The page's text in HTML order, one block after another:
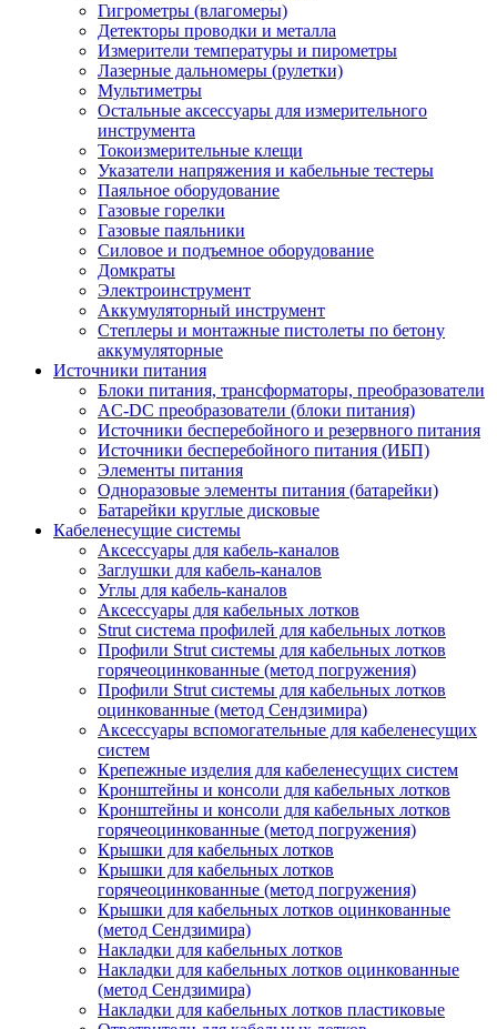
Гигрометры (влагомеры)
Детекторы проводки и металла
Измерители температуры и пирометры
Лазерные дальномеры (рулетки)
Мультиметры
Остальные аксессуары для измерительного
инструмента
Токоизмерительные клещи
Указатели напряжения и кабельные тестеры
Паяльное оборудование
Газовые горелки
Газовые паяльники
Силовое и подъемное оборудование
Домкраты
Электроинструмент
Аккумуляторный инструмент
Степлеры и монтажные пистолеты по бетону
аккумуляторные
Источники питания
Блоки питания, трансформаторы, преобразователи
AC-DC преобразователи (блоки питания)
Источники бесперебойного и резервного питания
Источники бесперебойного питания (ИБП)
Элементы питания
Одноразовые элементы питания (батарейки)
Батарейки круглые дисковые
Кабеленесущие системы
Аксессуары для кабель-каналов
Заглушки для кабель-каналов
Углы для кабель-каналов
Аксессуары для кабельных лотков
Strut система профилей для кабельных лотков
Профили Strut системы для кабельных лотков
горячеоцинкованные (метод погружения)
Профили Strut системы для кабельных лотков
оцинкованные (метод Сендзимира)
Аксессуары вспомогательные для кабеленесущих
систем
Крепежные изделия для кабеленесущих систем
Кронштейны и консоли для кабельных лотков
Кронштейны и консоли для кабельных лотков
горячеоцинкованные (метод погружения)
Крышки для кабельных лотков
Крышки для кабельных лотков
горячеоцинкованные (метод погружения)
Крышки для кабельных лотков оцинкованные
(метод Сендзимира)
Накладки для кабельных лотков
Накладки для кабельных лотков оцинкованные
(метод Сендзимира)
Накладки для кабельных лотков пластиковые